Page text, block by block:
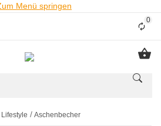
Menü springen
0
Lifestyle Aschenbecher